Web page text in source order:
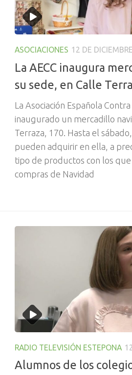
ASOCIACIONES 12 DE
La AECC inaugura
su sede, en Calle
La Asociación Española
inaugurado un mercadillo
Terraza, 170. Hasta el
pueden adquirir en ella, a
tipo de productos con los
compras de Navidad
RADIO TELEVISIÓN ESTEPONA
Alumnos de los